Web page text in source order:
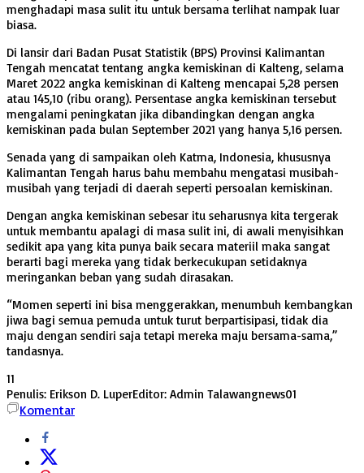
menghadapi masa sulit itu untuk bersama terlihat nampak luar
biasa.
Di lansir dari Badan Pusat Statistik (BPS) Provinsi Kalimantan
Tengah mencatat tentang angka kemiskinan di Kalteng, selama
Maret 2022 angka kemiskinan di Kalteng mencapai 5,28 persen
atau 145,10 (ribu orang). Persentase angka kemiskinan tersebut
mengalami peningkatan jika dibandingkan dengan angka
kemiskinan pada bulan September 2021 yang hanya 5,16 persen.
Senada yang di sampaikan oleh Katma, Indonesia, khususnya
Kalimantan Tengah harus bahu membahu mengatasi musibah-
musibah yang terjadi di daerah seperti persoalan kemiskinan.
Dengan angka kemiskinan sebesar itu seharusnya kita tergerak
untuk membantu apalagi di masa sulit ini, di awali menyisihkan
sedikit apa yang kita punya baik secara materiil maka sangat
berarti bagi mereka yang tidak berkecukupan setidaknya
meringankan beban yang sudah dirasakan.
“Momen seperti ini bisa menggerakkan, menumbuh kembangkan
jiwa bagi semua pemuda untuk turut berpartisipasi, tidak dia
maju dengan sendiri saja tetapi mereka maju bersama-sama,”
tandasnya.
11
Penulis: Erikson D. LuperEditor: Admin Talawangnews01
Komentar